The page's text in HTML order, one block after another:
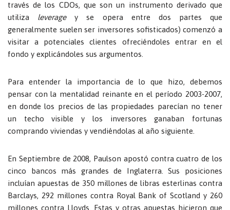
través de los CDOs, que son un instrumento derivado que
utiliza leveragey se opera entre dos partes que
generalmente suelen ser inversores sofisticados) comenzó a
visitar a potenciales clientes ofreciéndoles entrar en el
fondo y explicándoles sus argumentos.
Para entender la importancia de lo que hizo, debemos
pensar con la mentalidad reinante en el período 2003-2007,
en donde los precios de las propiedades parecían no tener
un techo visible y los inversores ganaban fortunas
comprando viviendas y vendiéndolas al año siguiente.
En Septiembre de 2008, Paulson apostó contra cuatro de los
cinco bancos más grandes de Inglaterra. Sus posiciones
incluían apuestas de 350 millones de libras esterlinas contra
Barclays, 292 millones contra Royal Bank of Scotland y 260
millones contra Lloyds. Estas y otras apuestas hicieron que